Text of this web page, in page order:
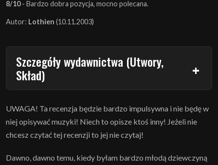
8/10- Bardzo dobra pozycja, mocno polecana.
Autor: Lothien (10.11.2003)
Szczegóły wydawnictwa (Utwory,
Skład)
UWAGA! Ta recenzja będzie bardzo impulsywna i nie będę w
niej opisywać muzyki! Niech to opisze ktoś inny! Jeżeli nie
chcesz czytać tej recenzji to jej nie czytaj!
Dawno, dawno temu, kiedy byłam bardzo młodą dziewczyną